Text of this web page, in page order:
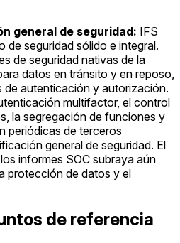
general de seguridad: IFS
de seguridad sólido e integral.
de seguridad nativas de la
datos en tránsito y en reposo,
autenticación y autorización.
multifactor, el control
la segregación de funciones y
periódicas de terceros
general de seguridad. El
informes SOC subraya aún
protección de datos y el
de referencia